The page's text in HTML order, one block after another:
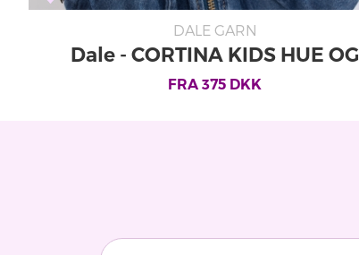
DALE GARN
Dale - CORTINA KIDS HUE OG
VANTER 405-09
FRA 375 DKK